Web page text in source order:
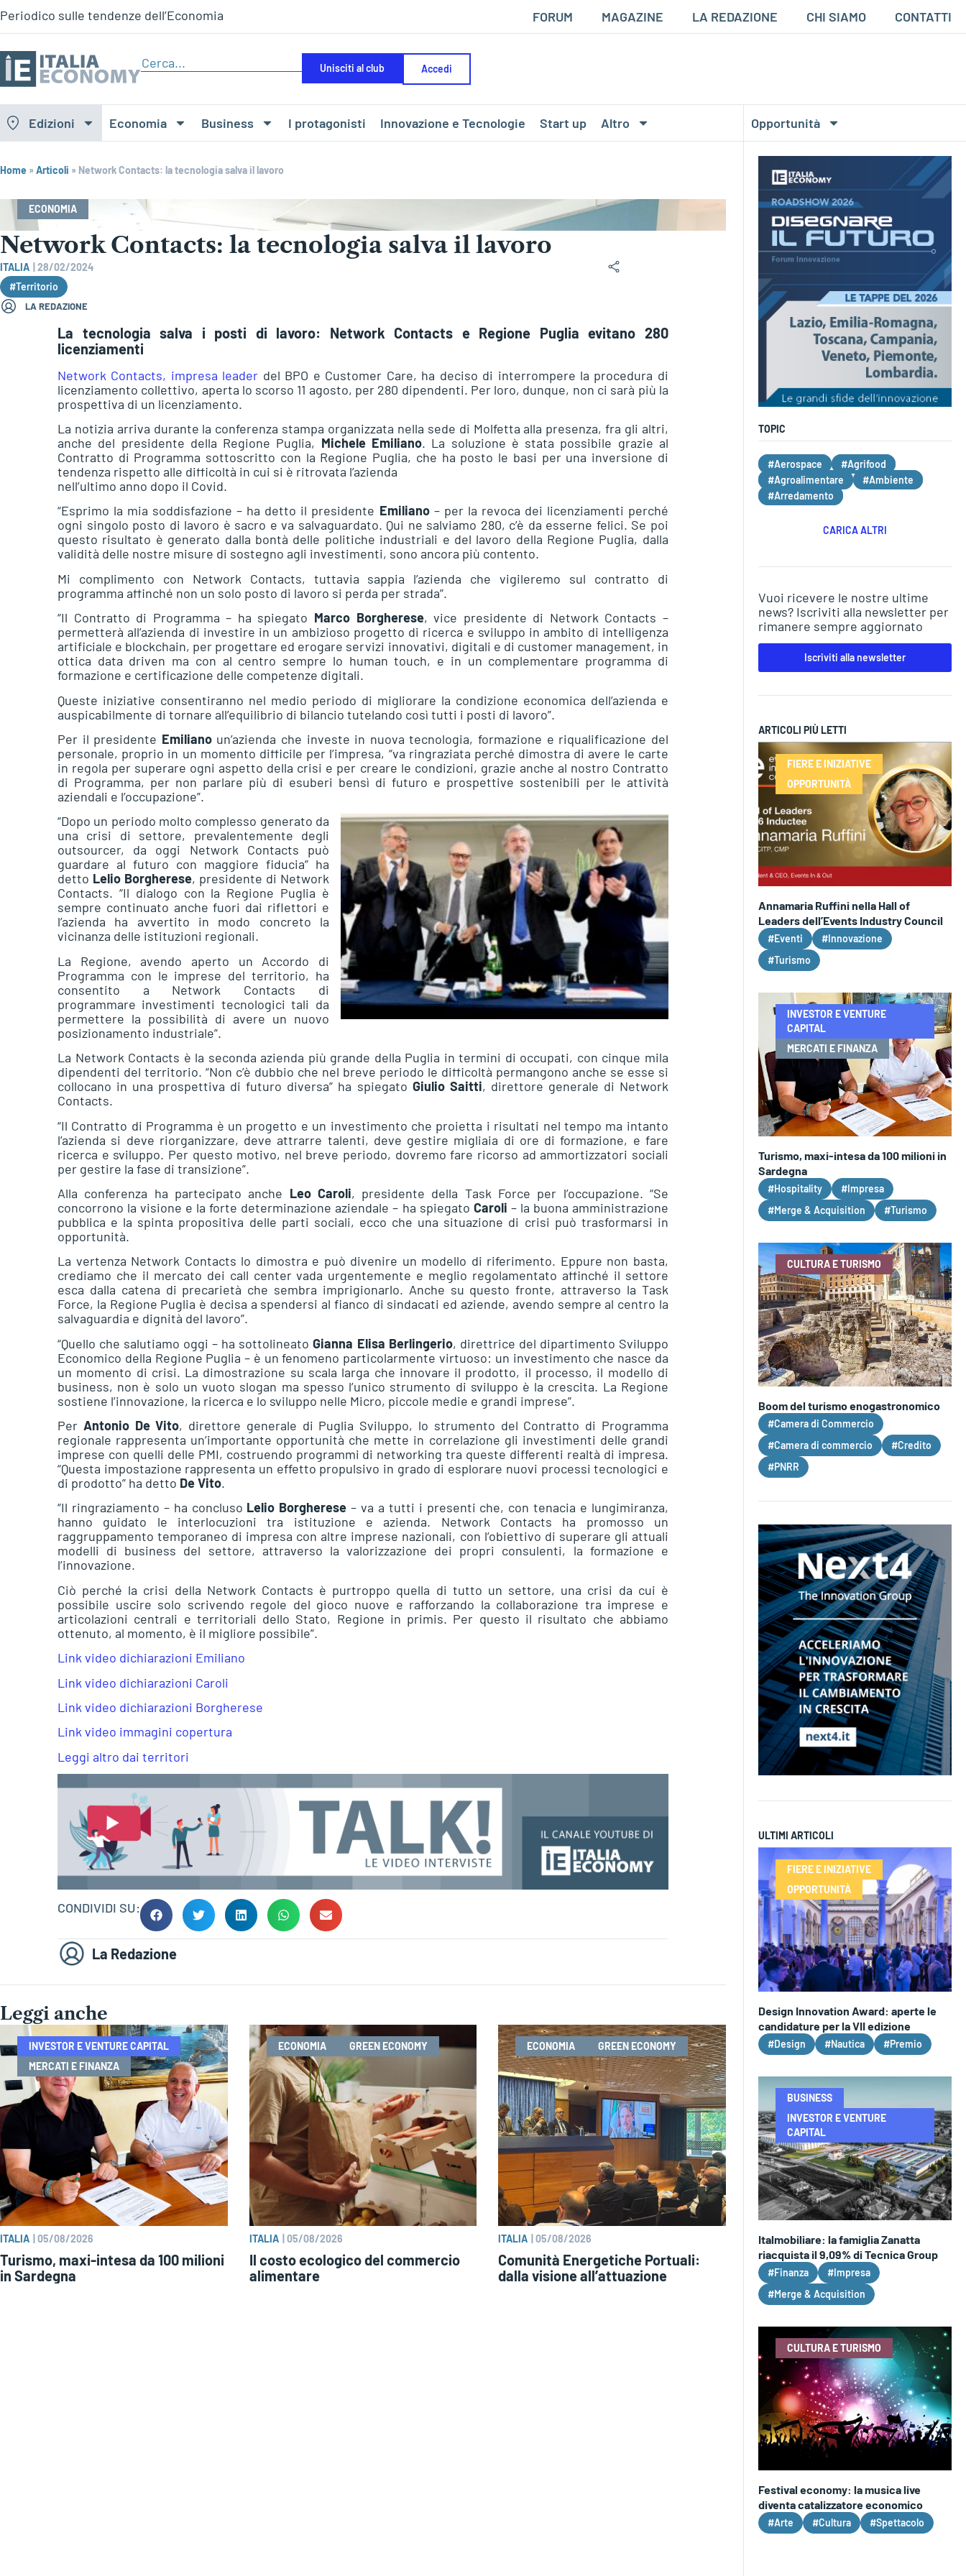
Periodico sulle tendenze dell’Economia FORUM MAGAZINE LA REDAZIONE CHI SIAMO CONTATTI
Unisciti al club Accedi
Edizioni Economia Business I protagonisti Innovazione e Tecnologie Start up Altro Opportunità
Home »Articoli » Network Contacts: la tecnologia salva il lavoro
ECONOMIA
Network Contacts: la tecnologia salva il lavoro
ITALIA
28/02/2024
#Territorio
LA REDAZIONE
La tecnologia salva i posti di lavoro: Network Contacts e Regione Puglia evitano 280
licenziamenti
Network Contacts, impresa leader del BPO e Customer Care, ha deciso di interrompere la procedura di
licenziamento collettivo, aperta lo scorso 11 agosto, per 280 dipendenti. Per loro, dunque, non ci sarà più la
prospettiva di un licenziamento.
La notizia arriva durante la conferenza stampa organizzata nella sede di Molfetta alla presenza, fra gli altri,
anche del presidente della Regione Puglia, Michele Emiliano. La soluzione è stata possibile grazie al
Contratto di Programma sottoscritto con la Regione Puglia, che ha posto le basi per una inversione di
tendenza rispetto alle difficoltà in cui si è ritrovata l’azienda
nell’ultimo anno dopo il Covid.
“Esprimo la mia soddisfazione – ha detto il presidente Emiliano– per la revoca dei licenziamenti perché
ogni singolo posto di lavoro è sacro e va salvaguardato. Qui ne salviamo 280, c’è da esserne felici. Se poi
questo risultato è generato dalla bontà delle politiche industriali e del lavoro della Regione Puglia, dalla
validità delle nostre misure di sostegno agli investimenti, sono ancora più contento.
Mi complimento con Network Contacts, tuttavia sappia l’azienda che vigileremo sul contratto di
programma affinché non un solo posto di lavoro si perda per strada”.
“Il Contratto di Programma – ha spiegato Marco Borgherese, vice presidente di Network Contacts –
permetterà all’azienda di investire in un ambizioso progetto di ricerca e sviluppo in ambito di intelligenza
artificiale e blockchain, per progettare ed erogare servizi innovativi, digitali e di customer management, in
ottica data driven ma con al centro sempre lo human touch, e in un complementare programma di
formazione e certificazione delle competenze digitali.
Queste iniziative consentiranno nel medio periodo di migliorare la condizione economica dell’azienda e
auspicabilmente di tornare all’equilibrio di bilancio tutelando così tutti i posti di lavoro”.
Per il presidente Emilianoun’azienda che investe in nuova tecnologia, formazione e riqualificazione del
personale, proprio in un momento difficile per l’impresa, “va ringraziata perché dimostra di avere le carte
in regola per superare ogni aspetto della crisi e per creare le condizioni, grazie anche al nostro Contratto
di Programma, per non parlare più di esuberi bensì di futuro e prospettive sostenibili per le attività
aziendali e l’occupazione”.
“Dopo un periodo molto complesso generato da
una crisi di settore, prevalentemente degli
outsourcer, da oggi Network Contacts può
guardare al futuro con maggiore fiducia” ha
detto Lelio Borgherese, presidente di Network
Contacts. “Il dialogo con la Regione Puglia è
sempre continuato anche fuori dai riflettori e
l’azienda ha avvertito in modo concreto la
vicinanza delle istituzioni regionali.
La Regione, avendo aperto un Accordo di
Programma con le imprese del territorio, ha
consentito a Network Contacts di
programmare investimenti tecnologici tali da
permettere la possibilità di avere un nuovo
posizionamento industriale”.
La Network Contacts è la seconda azienda più grande della Puglia in termini di occupati, con cinque mila
dipendenti del territorio. “Non c’è dubbio che nel breve periodo le difficoltà permangono anche se esse si
collocano in una prospettiva di futuro diversa” ha spiegato Giulio Saitti, direttore generale di Network
Contacts.
“Il Contratto di Programma è un progetto e un investimento che proietta i risultati nel tempo ma intanto
l’azienda si deve riorganizzare, deve attrarre talenti, deve gestire migliaia di ore di formazione, e fare
ricerca e sviluppo. Per questo motivo, nel breve periodo, dovremo fare ricorso ad ammortizzatori sociali
per gestire la fase di transizione”.
Alla conferenza ha partecipato anche Leo Caroli, presidente della Task Force per l’occupazione. “Se
concorrono la visione e la forte determinazione aziendale – ha spiegato Caroli – la buona amministrazione
pubblica e la spinta propositiva delle parti sociali, ecco che una situazione di crisi può trasformarsi in
opportunità.
La vertenza Network Contacts lo dimostra e può divenire un modello di riferimento. Eppure non basta,
crediamo che il mercato dei call center vada urgentemente e meglio regolamentato affinché il settore
esca dalla catena di precarietà che sembra imprigionarlo. Anche su questo fronte, attraverso la Task
Force, la Regione Puglia è decisa a spendersi al fianco di sindacati ed aziende, avendo sempre al centro la
salvaguardia e dignità del lavoro”.
“Quello che salutiamo oggi – ha sottolineatoGianna Elisa Berlingerio, direttrice del dipartimento Sviluppo
Economico della Regione Puglia – è un fenomeno particolarmente virtuoso: un investimento che nasce da
un momento di crisi. La dimostrazione su scala larga che innovare il prodotto, il processo, il modello di
business, non è solo un vuoto slogan ma spesso l’unico strumento di sviluppo è la crescita. La Regione
sostiene l’innovazione, la ricerca e lo sviluppo nelle Micro, piccole medie e grandi imprese”.
Per Antonio De Vito, direttore generale di Puglia Sviluppo, lo strumento del Contratto di Programma
regionale rappresenta un’importante opportunità che mette in correlazione gli investimenti delle grandi
imprese con quelli delle PMI, costruendo programmi di networking tra queste differenti realtà di impresa.
“Questa impostazione rappresenta un effetto propulsivo in grado di esplorare nuovi processi tecnologici e
di prodotto” ha detto De Vito.
“Il ringraziamento – ha concluso Lelio Borgherese – va a tutti i presenti che, con tenacia e lungimiranza,
hanno guidato le interlocuzioni tra istituzione e azienda. Network Contacts ha promosso un
raggruppamento temporaneo di impresa con altre imprese nazionali, con l’obiettivo di superare gli attuali
modelli di business del settore, attraverso la valorizzazione dei propri consulenti, la formazione e
l’innovazione.
Ciò perché la crisi della Network Contacts è purtroppo quella di tutto un settore, una crisi da cui è
possibile uscire solo scrivendo regole del gioco nuove e rafforzando la collaborazione tra imprese e
articolazioni centrali e territoriali dello Stato, Regione in primis. Per questo il risultato che abbiamo
ottenuto, al momento, è il migliore possibile”.
Link video dichiarazioni Emiliano
Link video dichiarazioni Caroli
Link video dichiarazioni Borgherese
Link video immagini copertura
Leggi altro dai territori
CONDIVIDI SU:
La Redazione
Leggi anche
INVESTOR E VENTURE CAPITAL
MERCATI E FINANZA
ITALIA 05/08/2026
Turismo, maxi-intesa da 100 milioni
in Sardegna
ECONOMIA GREEN ECONOMY
ITALIA 05/08/2026
Il costo ecologico del commercio
alimentare
ECONOMIA GREEN ECONOMY
ITALIA |05/08/2026
Comunità Energetiche Portuali:
dalla visione all’attuazione
TOPIC
#Aerospace
#Agrifood
#Agroalimentare
#Ambiente
#Arredamento
CARICA ALTRI
Vuoi ricevere le nostre ultime
news? Iscriviti alla newsletter per
rimanere sempre aggiornato
Iscriviti alla newsletter
ARTICOLI PIÙ LETTI
FIERE E INIZIATIVE
OPPORTUNITÀ
Annamaria Ruffini nella Hall of
Leaders dell’Events Industry Council
#Eventi
#Innovazione
#Turismo
INVESTOR E VENTURE
CAPITAL
MERCATI E FINANZA
Turismo, maxi-intesa da 100 milioni in
Sardegna
#Hospitality
#Impresa
#Merge & Acquisition
#Turismo
CULTURA E TURISMO
Boom del turismo enogastronomico
#Camera di Commercio
#Camera di commercio
#Credito
#PNRR
ULTIMI ARTICOLI
FIERE E INIZIATIVE
OPPORTUNITÀ
Design Innovation Award: aperte le
candidature per la VII edizione
#Design #Nautica #Premio
BUSINESS
INVESTOR E VENTURE
CAPITAL
Italmobiliare: la famiglia Zanatta
riacquista il 9,09% di Tecnica Group
#Finanza
#Impresa
#Merge & Acquisition
CULTURA E TURISMO
Festival economy: la musica live
diventa catalizzatore economico
#Arte #Cultura #Spettacolo